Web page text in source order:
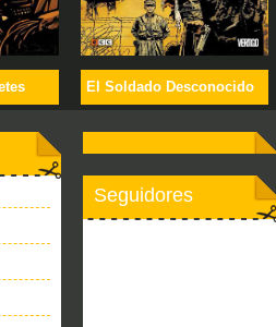
El Soldado Desconocido
Seguidores